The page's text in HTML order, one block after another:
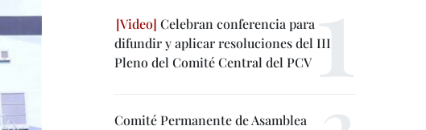
Celebran conferencia para
difundir y aplicar resoluciones del III
Pleno del Comité Central del PCV
Comité Permanente de Asamblea